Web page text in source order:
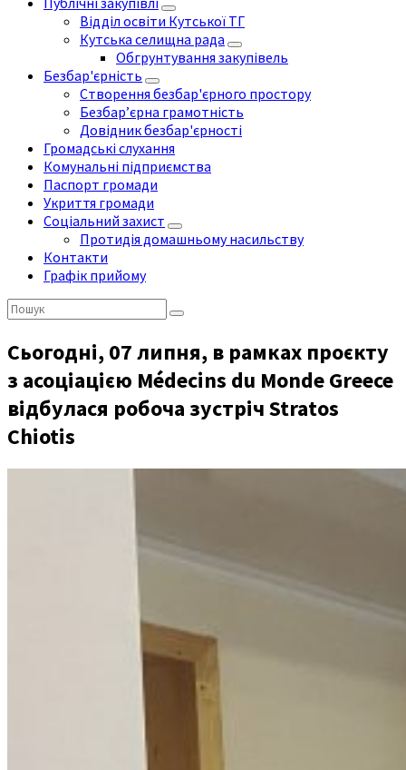
Відділ освіти Кутської ТГ
Кутська селищна рада
Обгрунтування закупівель
Безбар'єрність
Створення безбар'єрного простору
Безбар’єрна грамотність
Довідник безбар'єрності
Громадські слухання
Комунальні підприємства
Паспорт громади
Укриття громади
Соціальний захист
Протидія домашньому насильству
Контакти
Графік прийому
Пошук:
Сьогодні, 07 липня, в рамках проєкту
з асоціацією Médecins du Monde Greece
відбулася робоча зустріч Stratos
Chiotis